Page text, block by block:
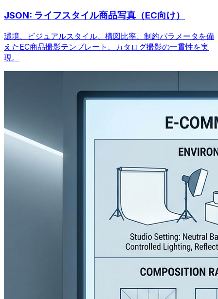
JSON: ライフスタイル商品写真（EC向け）
環境、ビジュアルスタイル、構図比率、制約パラメータを備
えたEC商品撮影テンプレート。カタログ撮影の一貫性を実
現。